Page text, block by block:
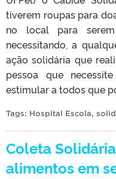
tiverem roupas para
no local para
necessitando, a
ação solidária que
pessoa que
estimular a todos que
Tags: Hospital Escola,
Coleta
alimentos em